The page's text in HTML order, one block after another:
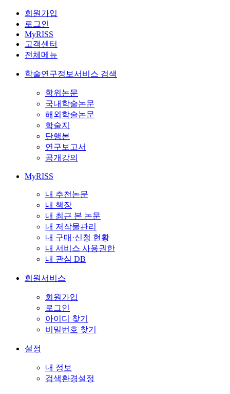
회원가입
로그인
MyRISS
고객센터
전체메뉴
학술연구정보서비스 검색
학위논문
국내학술논문
해외학술논문
학술지
단행본
연구보고서
공개강의
MyRISS
내 추천논문
내 책장
내 최근 본 논문
내 저작물관리
내 구매·신청 현황
내 서비스 사용권한
내 관심 DB
회원서비스
회원가입
로그인
아이디 찾기
비밀번호 찾기
설정
내 정보
검색환경설정